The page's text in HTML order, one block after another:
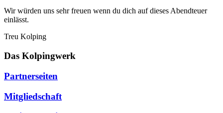
Wir würden uns sehr freuen wenn du dich auf dieses Abendteuer
einlässt.
Treu Kolping
Das Kolpingwerk
Partnerseiten
Mitgliedschaft